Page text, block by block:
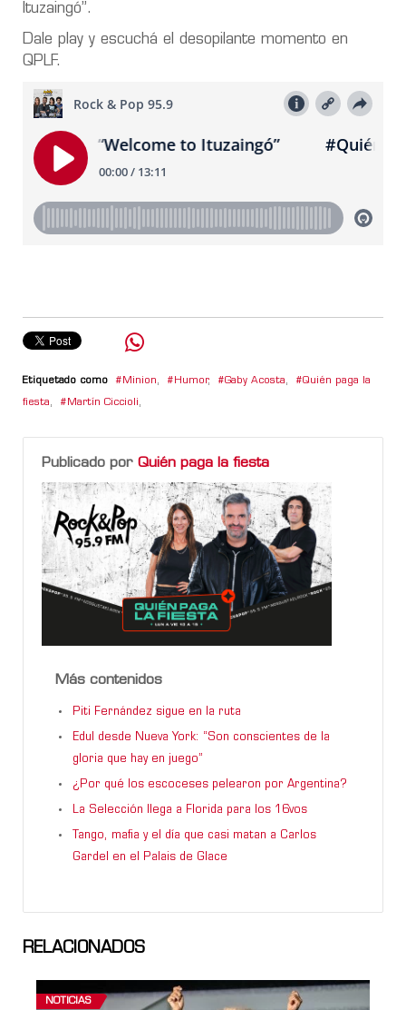
Ituzaingó”.
Dale play y escuchá el desopilante momento en
QPLF.
Etiquetado como Minion, Humor, Gaby Acosta, Quién paga la
fiesta, Martín Ciccioli,
Publicado por Quién paga la fiesta
Más contenidos
Piti Fernández sigue en la ruta
Edul desde Nueva York: “Son conscientes de la
gloria que hay en juego”
¿Por qué los escoceses pelearon por Argentina?
La Selección llega a Florida para los 16vos
Tango, mafia y el día que casi matan a Carlos
Gardel en el Palais de Glace
RELACIONADOS
NOTICIAS